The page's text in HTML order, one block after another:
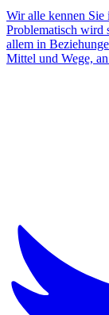
Wir alle kennen Sie
Problematisch wird
allem in
Mittel und Wege,